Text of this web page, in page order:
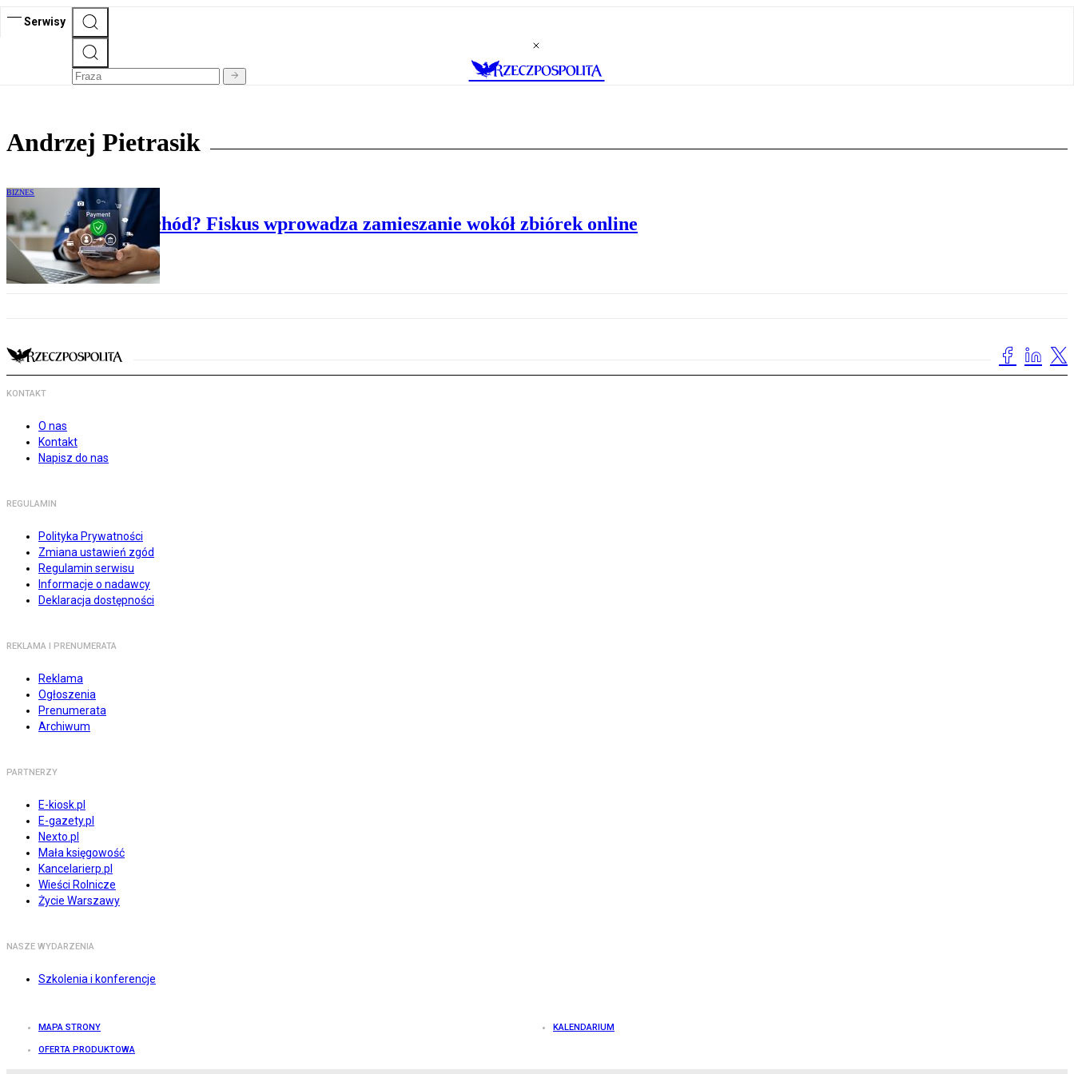
Serwisy
Andrzej Pietrasik
BIZNES
Darowizna czy dochód? Fiskus wprowadza zamieszanie wokół zbiórek online
KONTAKT
O nas
Kontakt
Napisz do nas
REGULAMIN
Polityka Prywatności
Zmiana ustawień zgód
Regulamin serwisu
Informacje o nadawcy
Deklaracja dostępności
REKLAMA I PRENUMERATA
Reklama
Ogłoszenia
Prenumerata
Archiwum
PARTNERZY
E-kiosk.pl
E-gazety.pl
Nexto.pl
Mała księgowość
Kancelarierp.pl
Wieści Rolnicze
Życie Warszawy
NASZE WYDARZENIA
Szkolenia i konferencje
MAPA STRONY KALENDARIUM
OFERTA PRODUKTOWA